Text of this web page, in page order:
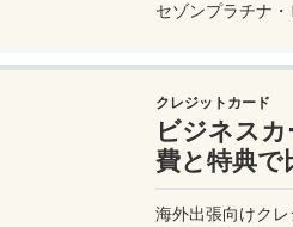
セゾンプラチナ
クレジットカード
ビジネス
費と特典で
海外出張向けクレ